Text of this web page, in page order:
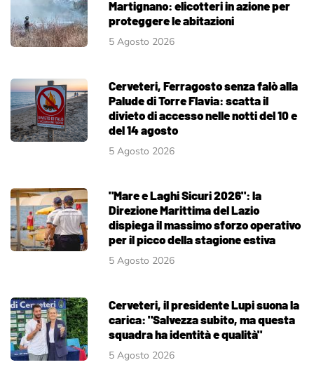
Martignano: elicotteri in azione per
proteggere le abitazioni
5 Agosto 2026
Cerveteri, Ferragosto senza falò alla
Palude di Torre Flavia: scatta il
divieto di accesso nelle notti del 10 e
del 14 agosto
5 Agosto 2026
"Mare e Laghi Sicuri 2026": la
Direzione Marittima del Lazio
dispiega il massimo sforzo operativo
per il picco della stagione estiva
5 Agosto 2026
Cerveteri, il presidente Lupi suona la
carica: "Salvezza subito, ma questa
squadra ha identità e qualità"
5 Agosto 2026